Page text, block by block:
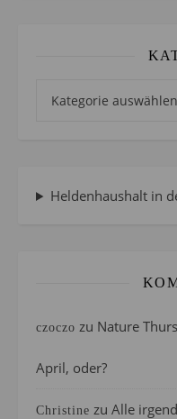
Heldenhaushalt in
czoczo zu Nature
April, oder?
Christine zu Alle